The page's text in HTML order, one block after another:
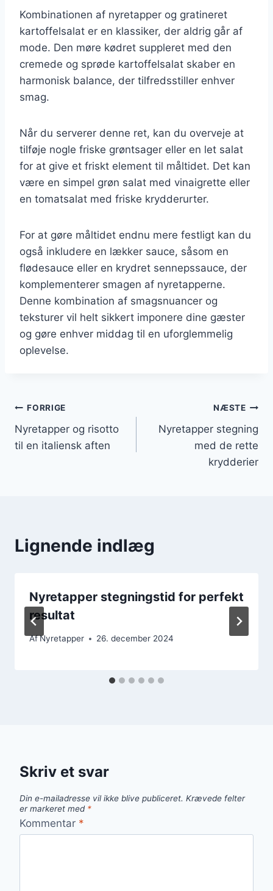
Kombinationen af nyretapper og gratineret
kartoffelsalat er en klassiker, der aldrig går af
mode. Den møre kødret suppleret med den
cremede og sprøde kartoffelsalat skaber en
harmonisk balance, der tilfredsstiller enhver
smag.
Når du serverer denne ret, kan du overveje at
tilføje nogle friske grøntsager eller en let salat
for at give et friskt element til måltidet. Det kan
være en simpel grøn salat med vinaigrette eller
en tomatsalat med friske krydderurter.
For at gøre måltidet endnu mere festligt kan du
også inkludere en lækker sauce, såsom en
flødesauce eller en krydret sennepssauce, der
komplementerer smagen af nyretapperne.
Denne kombination af smagsnuancer og
teksturer vil helt sikkert imponere dine gæster
og gøre enhver middag til en uforglemmelig
oplevelse.
Indlægsnavigation
FORRIGE
Nyretapper og risotto
til en italiensk aften
NÆSTE
Nyretapper stegning
med de rette
krydderier
Lignende indlæg
Nyretapper stegningstid for perfekt
resultat
AfNyretapper 26. december 2024
Skriv et svar
Din e-mailadresse vil ikke blive publiceret. Krævede felter
er markeret med *
Kommentar *